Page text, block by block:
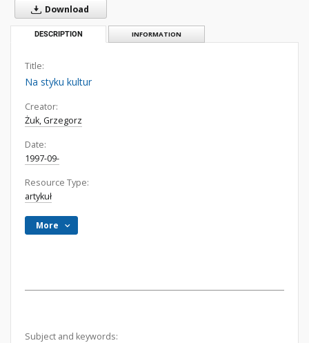
Download
DESCRIPTION INFORMATION
Title:
Na styku kultur
Creator:
Żuk, Grzegorz
Date:
1997-09-
Resource Type:
artykuł
More
Subject and keywords: